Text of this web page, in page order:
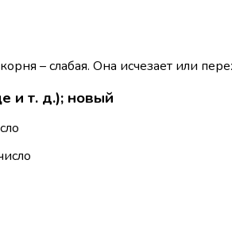
– слабая. Она исчезает или
и т. д.); новый